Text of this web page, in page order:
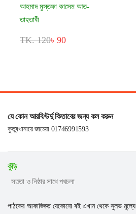
আহমাদ মুস্তফা কাসেম আত-
তাহতাবী
TK. 120৳ 90
যে কোন আরবি/উর্দু কিতাবের জন্য কল করুন
কুতুবখানায়ে জামেয়া 01746991593
কুঁড়ি
সততা ও নিষ্ঠার সাথে পথচলা
পাঠকের আকাঙ্ক্ষিত যেকোনো বই এখান থেকে সুলভ